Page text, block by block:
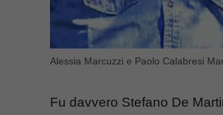
Alessia Marcuzzi e Paolo Calabresi
Fu davvero Stefano De